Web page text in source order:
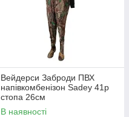
Вейдерси Заброди ПВХ
напівкомбенізон Sadey 41р
стопа 26см
В наявності